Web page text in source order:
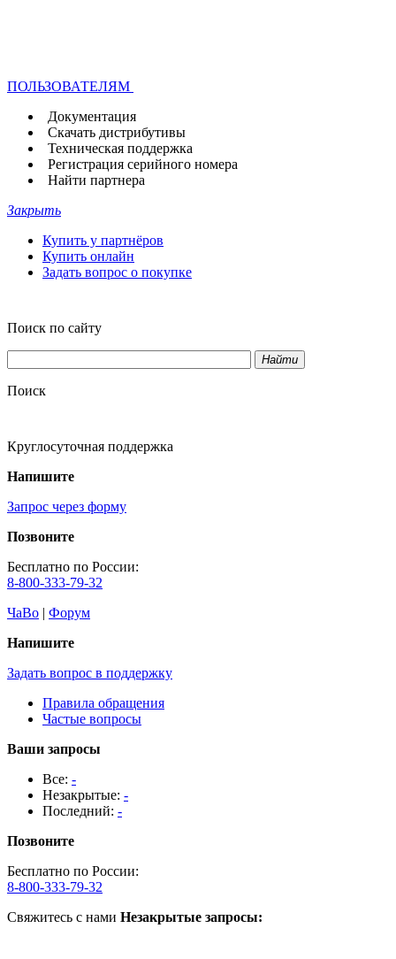
ПОЛЬЗОВАТЕЛЯМ
Документация
Скачать дистрибутивы
Техническая поддержка
Регистрация серийного номера
Найти партнера
Закрыть
Купить у партнёров
Купить онлайн
Задать вопрос о покупке
Поиск по сайту
Найти
Поиск
Круглосуточная поддержка
Напишите
Запрос через форму
Позвоните
Бесплатно по России:
8-800-333-79-32
ЧаВо | Форум
Напишите
Задать вопрос в поддержку
Правила обращения
Частые вопросы
Ваши запросы
Все: -
Незакрытые: -
Последний: -
Позвоните
Бесплатно по России:
8-800-333-79-32
Свяжитесь с нами Незакрытые запросы: